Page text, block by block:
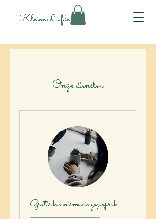
Kleine Liefde
Onze diensten
Gratis kennismakingsgesprek